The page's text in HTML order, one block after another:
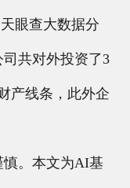
眼查大数据分
共对外投资了3
产线条，此外企
。本文为AI基